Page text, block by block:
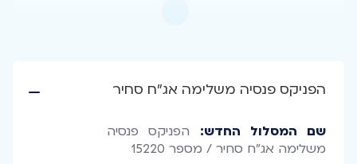
הפניקס פנסיה משלימה אג"ח סחיר
שם המסלול החדש: הפניקס פנסיה
משלימה אג"ח סחיר / מספר 15220